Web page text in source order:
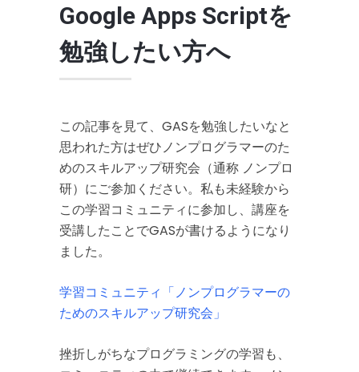
Google Apps Scriptを
勉強したい方へ
この記事を見て、GASを勉強したいなと
思われた方はぜひノンプログラマーのた
めのスキルアップ研究会（通称 ノンプロ
研）にご参加ください。私も未経験から
この学習コミュニティに参加し、講座を
受講したことでGASが書けるようになり
ました。
学習コミュニティ「ノンプログラマーの
ためのスキルアップ研究会」
挫折しがちなプログラミングの学習も、